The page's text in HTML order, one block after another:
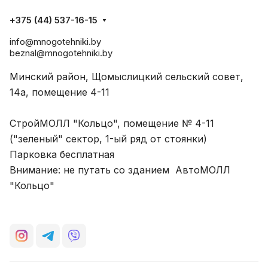
+375 (44) 537-16-15
info@mnogotehniki.by
beznal@mnogotehniki.by
Минский район, Щомыслицкий сельский совет,
14а, помещение 4-11
СтройМОЛЛ "Кольцо", помещение № 4-11
("зеленый" сектор, 1-ый ряд от стоянки)
Парковка бесплатная
Внимание: не путать со зданием АвтоМОЛЛ
"Кольцо"